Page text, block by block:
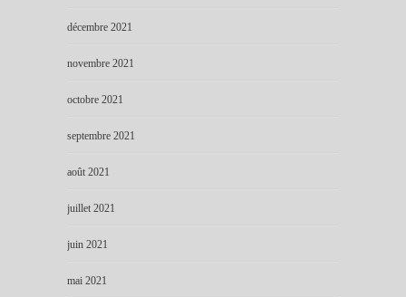
décembre 2021
novembre 2021
octobre 2021
septembre 2021
août 2021
juillet 2021
juin 2021
mai 2021